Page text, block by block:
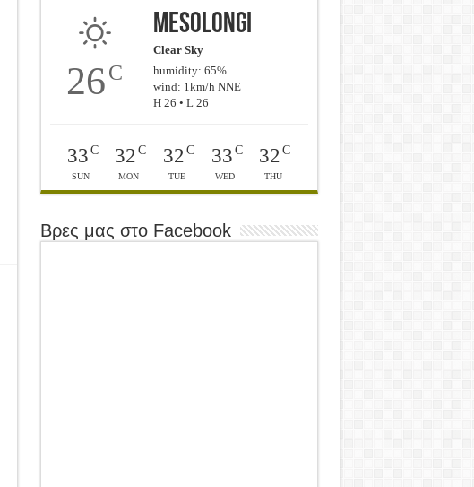
26C
Mesolongi
Clear Sky
humidity: 65%
wind: 1km/h NNE
H 26 • L 26
33C
SUN
32 C
MON
32C
TUE
33C
WED
32C
THU
Βρες μας στο Facebook